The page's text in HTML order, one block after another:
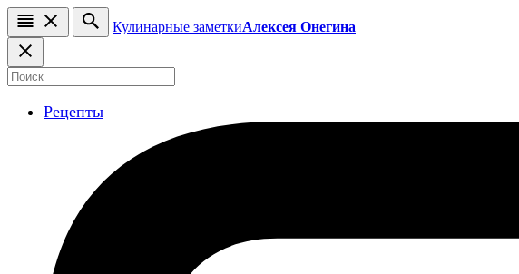
Кулинарные заметкиАлексея Онегина
Рецепты